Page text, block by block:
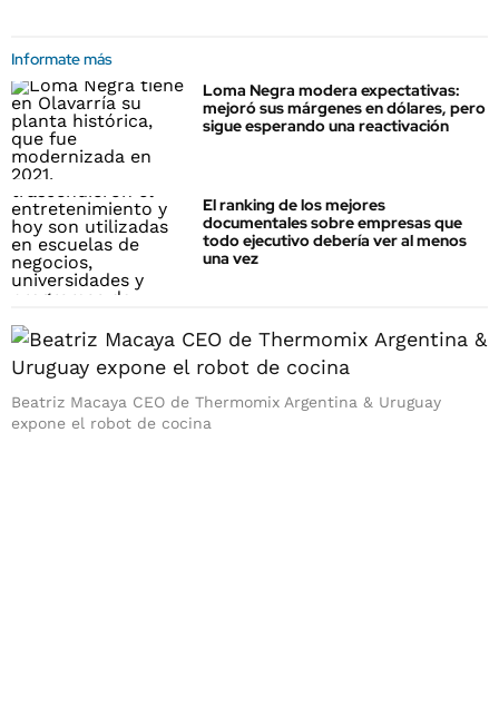
Informate más
Loma Negra modera expectativas:
mejoró sus márgenes en dólares, pero
sigue esperando una reactivación
El ranking de los mejores
documentales sobre empresas que
todo ejecutivo debería ver al menos
una vez
Beatriz Macaya CEO de Thermomix Argentina & Uruguay
expone el robot de cocina